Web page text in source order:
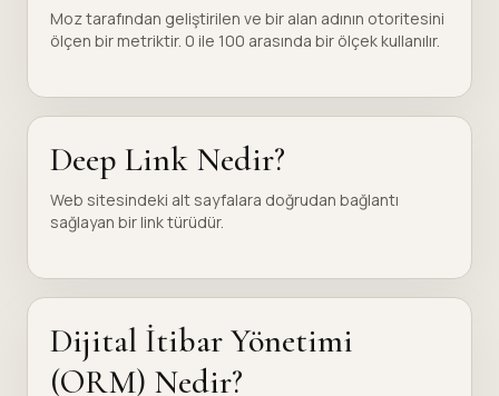
Moz tarafından geliştirilen ve bir alan adının otoritesini
ölçen bir metriktir. 0 ile 100 arasında bir ölçek kullanılır.
Deep Link Nedir?
Web sitesindeki alt sayfalara doğrudan bağlantı
sağlayan bir link türüdür.
Dijital İtibar Yönetimi
(ORM) Nedir?